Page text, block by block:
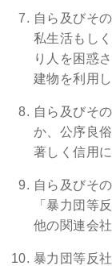
自ら及びそ
私生活もし
り人を困惑
建物を利用
自ら及びそ
か、公序良
著しく信用
自ら及びそ
「暴力団等
他の関連会
暴力団等反